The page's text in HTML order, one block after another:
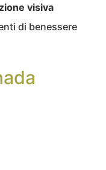
visiva
di benessere